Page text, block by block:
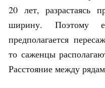
20 лет,
ширину. Поэтому
предполагается
то саженцы
Расстояние между